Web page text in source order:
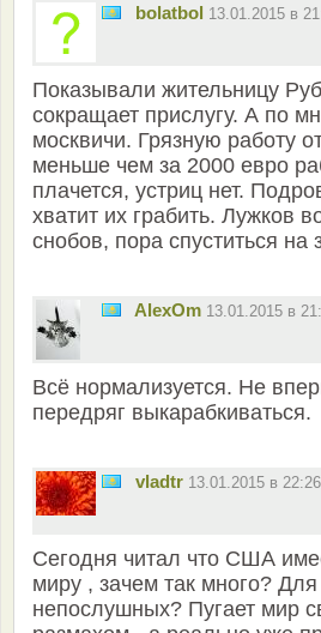
bolatbol 13.01.2015 в
Показывали жительницу
сокращает прислугу. А по
москвичи. Грязную работу
меньше чем за 2000 евро
плачется, устриц нет.
хватит их грабить. Лужков
снобов, пора спуститься на
AlexOm 13.01.2015 в
Всё нормализуется. Не
передряг выкарабкиваться.
vladtr 13.01.2015 в
Сегодня читал что США
миру , зачем так много?
непослушных? Пугает мир